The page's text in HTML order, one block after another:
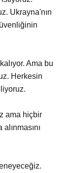
Ukrayna'nın
Ama bu
Herkesin
ama hiçbir